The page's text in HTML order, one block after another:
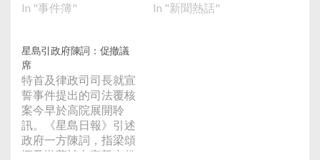
In "事件簿" In "新聞熱話"
星島引政府陳詞：促撤議
席
特首及律政司司長就宣
誓事件提出的司法覆核
案今早於高院展開聆
訊。《星島日報》引述
政府一方陳詞，指梁頌
恆及游蕙禎在宣誓中借